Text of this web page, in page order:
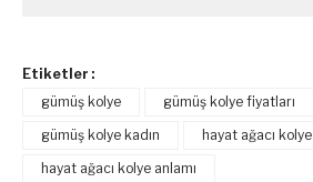
Etiketler :
gümüş kolye
gümüş kolye fiyatları
gümüş kolye kadın
hayat ağacı kolye
hayat ağacı kolye anlamı